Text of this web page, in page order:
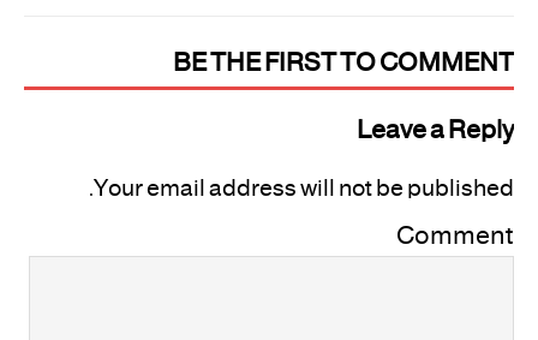
BE THE FIRST TO COMMENT
Leave a Reply
Your email address will not be published.
Comment